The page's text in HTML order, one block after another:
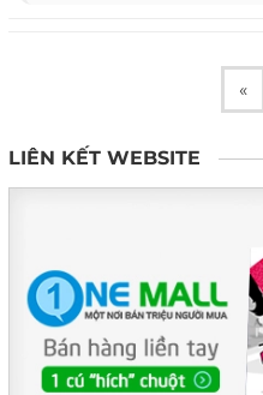
«
LIÊN KẾT WEBSITE